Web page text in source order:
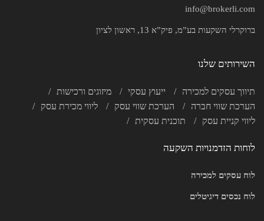
info@brokerli.com
ברוקרלי השקעות בע”מ, פיק”א 13, ראשון לציון
השירותים שלנו
תיווך עסקים למכירה ייעוץ עסקי
מיזוגים ורכישות
הערכת שווי חברה
הערכת שווי עסק
ליווי מכירת עסק
ליווי קניית עסק
תוכנית עסקית
לוחות הזדמנויות השקעה
לוח עסקים למכירה
לוח נכסים דיגיטלים